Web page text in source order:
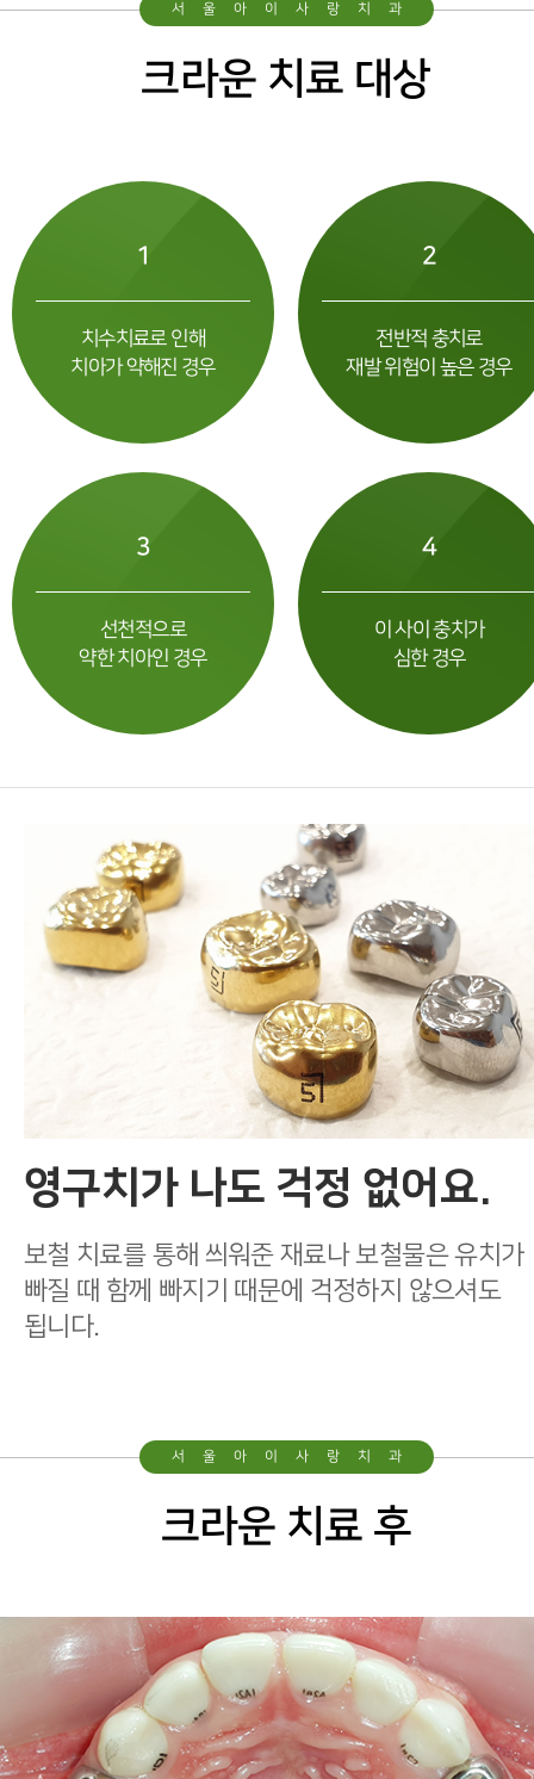
Smile World
영유아구강검진
함께하는 치아관리
For Kids
유치 레진
유치 세라믹크라운
For Juniors
교정
예방 및 차단교정
기능교정
청소년교정
기타진료
소아수술
특수아동진료
상담 및 새소식
공지&새소식
Case Report
서울아이사랑치과
크라운 치료 대상
1
치수치료로 인해
치아가 약해진 경우
2
전반적 충치로
재발 위험이 높은 경우
3
선천적으로
약한 치아인 경우
4
이 사이 충치가
심한 경우
영구치가 나도 걱정 없어요.
보철 치료를 통해 씌워준 재료나 보철물은 유치가
빠질 때 함께 빠지기 때문에 걱정하지 않으셔도
됩니다.
서울아이사랑치과
크라운 치료 후